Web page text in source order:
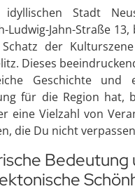
Stadt
Ludwig-Jahn-Straße
der
Dieses
Geschichte und
für die Region hat,
eine Vielzahl von
die Du nicht
Bedeutung